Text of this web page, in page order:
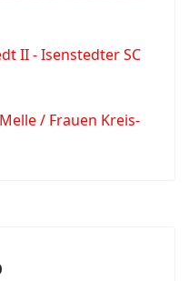
II - Isenstedter SC
/ Frauen Kreis-